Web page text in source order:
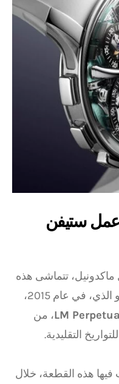
عمل ستيفن
ماكدونيل، تتماشى هذه
الساعة في استمرارية واضحة. هو الذي، في عام 2015،
LM، من
التقليدية.
فيها هذه القطعة، خلال